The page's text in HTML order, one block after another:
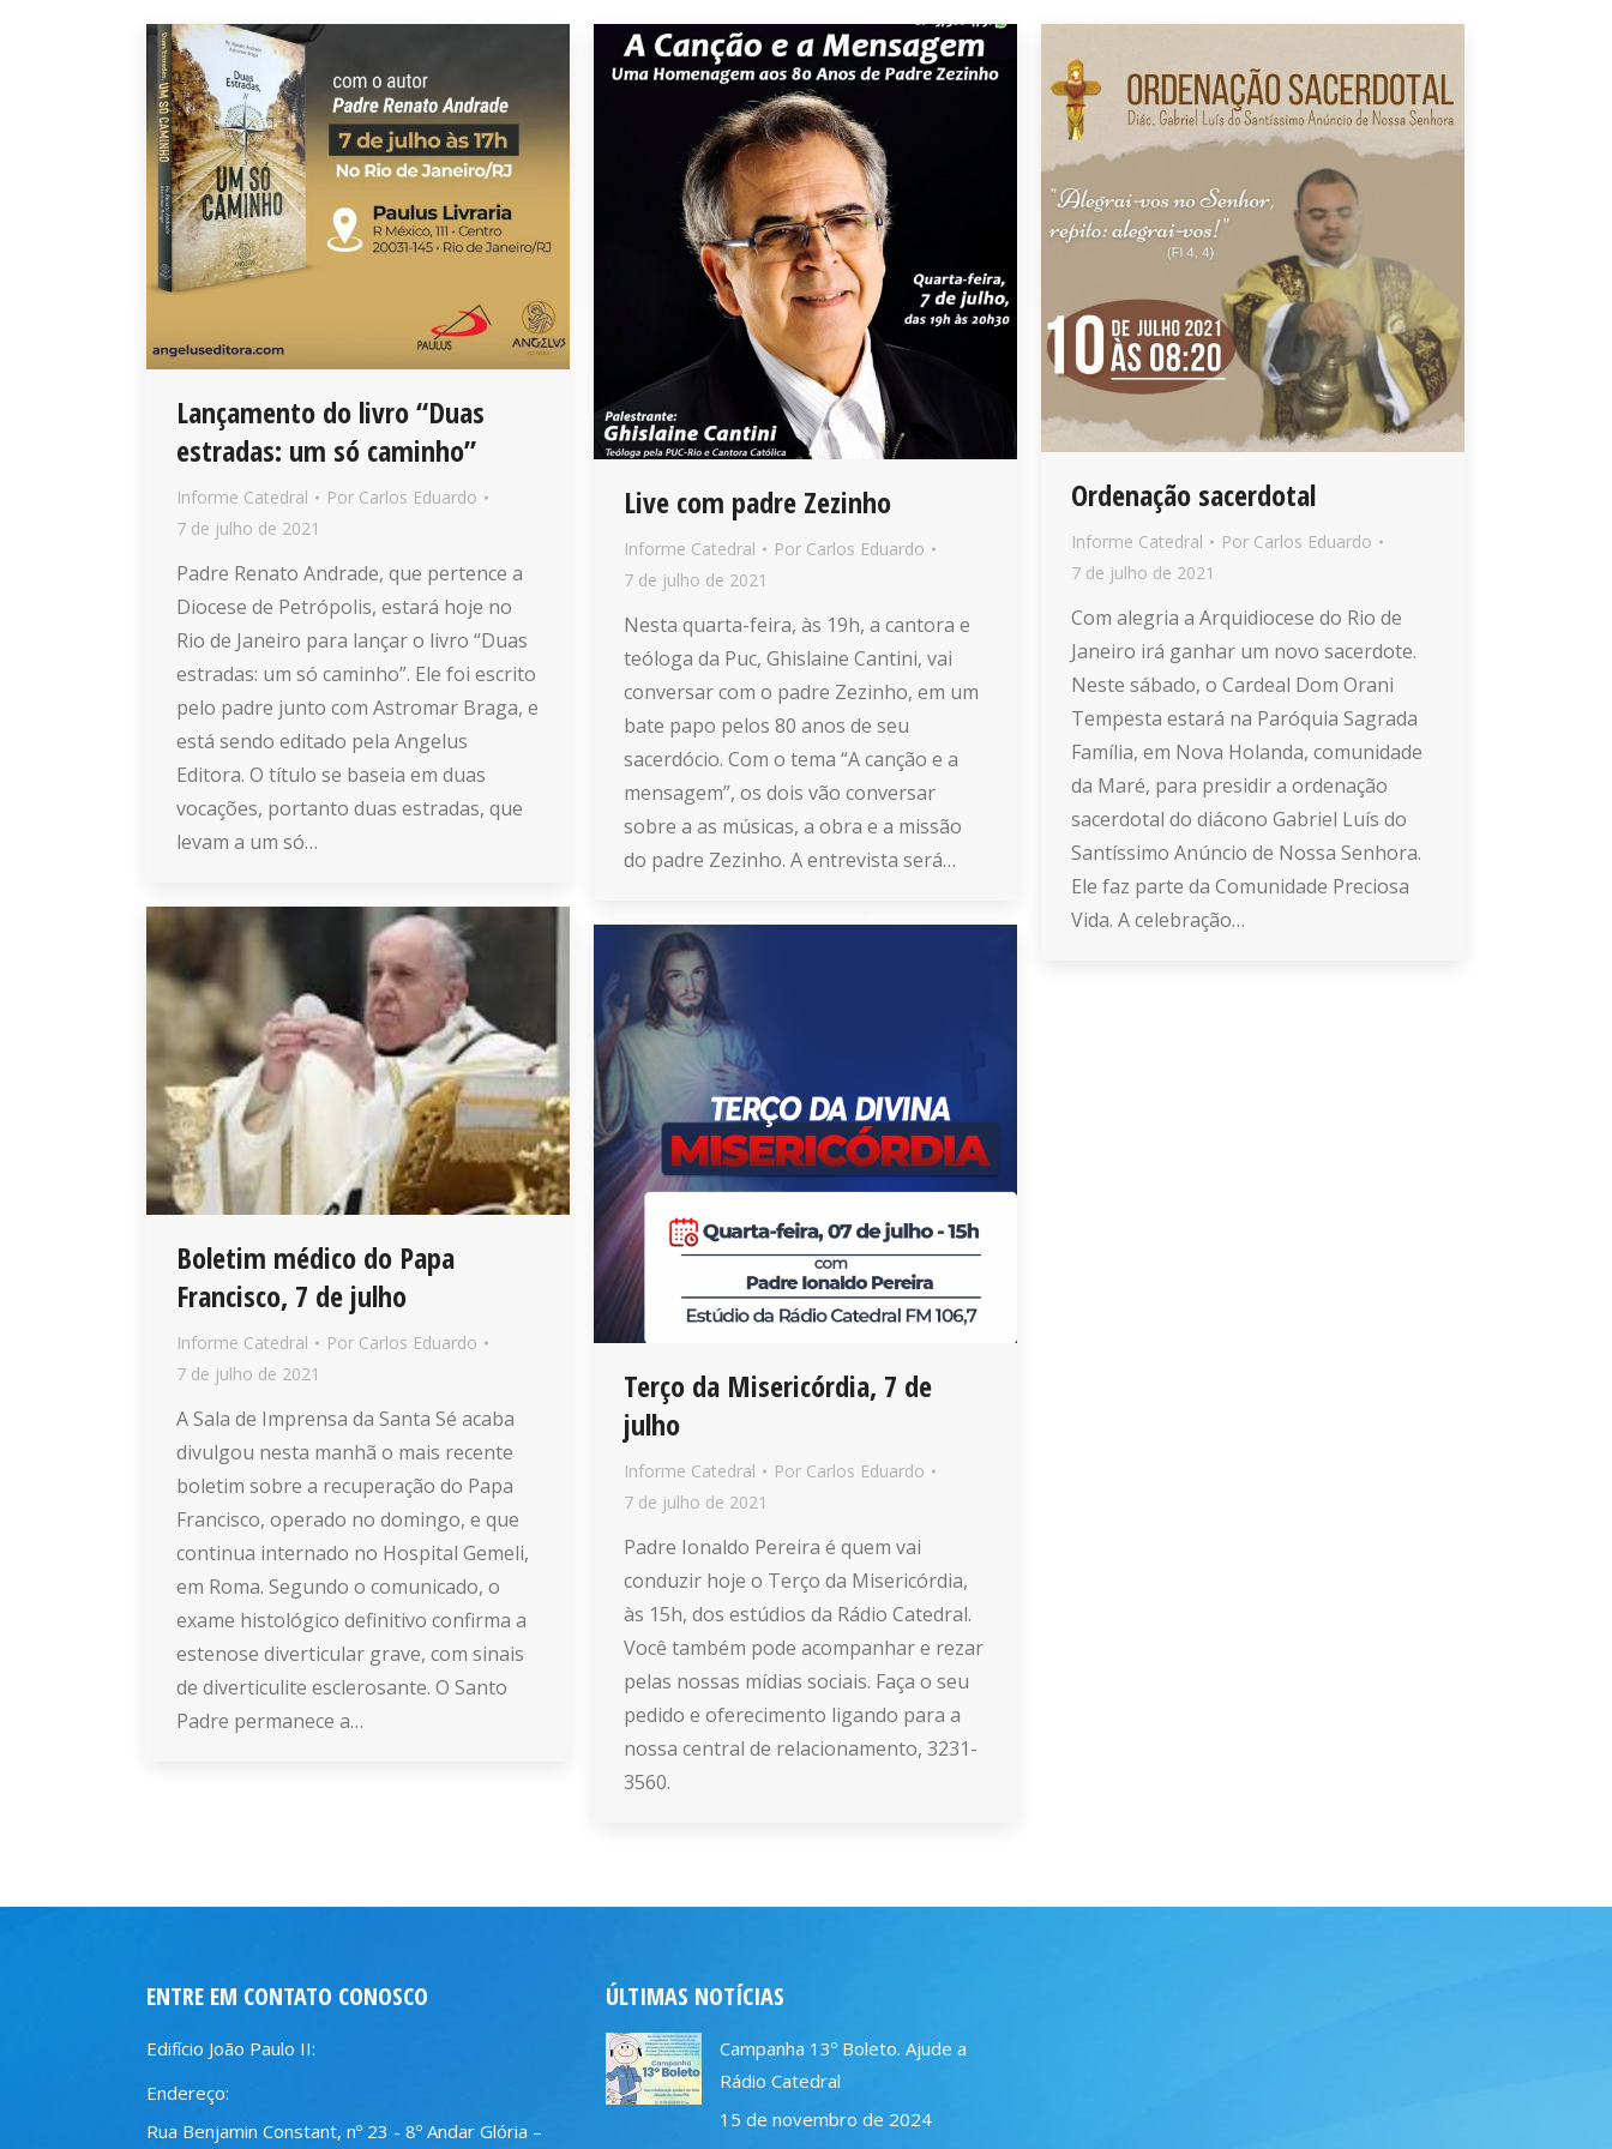
Lançamento do livro “Duas
estradas: um só caminho”
Informe Catedral Por Carlos Eduardo
7 de julho de 2021
Padre Renato Andrade, que pertence a
Diocese de Petrópolis, estará hoje no
Rio de Janeiro para lançar o livro “Duas
estradas: um só caminho”. Ele foi escrito
pelo padre junto com Astromar Braga, e
está sendo editado pela Angelus
Editora. O título se baseia em duas
vocações, portanto duas estradas, que
levam a um só…
Live com padre Zezinho
Informe Catedral Por Carlos Eduardo
7 de julho de 2021
Nesta quarta-feira, às 19h, a cantora e
teóloga da Puc, Ghislaine Cantini, vai
conversar com o padre Zezinho, em um
bate papo pelos 80 anos de seu
sacerdócio. Com o tema “A canção e a
mensagem”, os dois vão conversar
sobre a as músicas, a obra e a missão
do padre Zezinho. A entrevista será…
Ordenação sacerdotal
Informe Catedral Por Carlos Eduardo
7 de julho de 2021
Com alegria a Arquidiocese do Rio de
Janeiro irá ganhar um novo sacerdote.
Neste sábado, o Cardeal Dom Orani
Tempesta estará na Paróquia Sagrada
Família, em Nova Holanda, comunidade
da Maré, para presidir a ordenação
sacerdotal do diácono Gabriel Luís do
Santíssimo Anúncio de Nossa Senhora.
Ele faz parte da Comunidade Preciosa
Vida. A celebração…
Boletim médico do Papa
Francisco, 7 de julho
Informe Catedral Por Carlos Eduardo
7 de julho de 2021
A Sala de Imprensa da Santa Sé acaba
divulgou nesta manhã o mais recente
boletim sobre a recuperação do Papa
Francisco, operado no domingo, e que
continua internado no Hospital Gemeli,
em Roma. Segundo o comunicado, o
exame histológico definitivo confirma a
estenose diverticular grave, com sinais
de diverticulite esclerosante. O Santo
Padre permanece a…
Terço da Misericórdia, 7 de
julho
Informe Catedral Por Carlos Eduardo
7 de julho de 2021
Padre Ionaldo Pereira é quem vai
conduzir hoje o Terço da Misericórdia,
às 15h, dos estúdios da Rádio Catedral.
Você também pode acompanhar e rezar
pelas nossas mídias sociais. Faça o seu
pedido e oferecimento ligando para a
nossa central de relacionamento, 3231-
3560.
ENTRE EM CONTATO CONOSCO
Edifício João Paulo II:
Endereço:
Rua Benjamin Constant, nº 23 - 8º Andar Glória –
ÚLTIMAS NOTÍCIAS
Campanha 13º Boleto. Ajude a
Rádio Catedral
15 de novembro de 2024